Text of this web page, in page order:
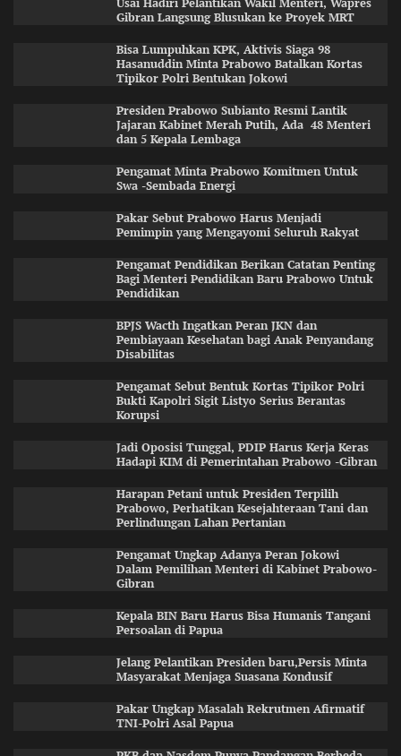
Usai Hadiri Pelantikan Wakil Menteri, Wapres
Gibran Langsung Blusukan ke Proyek MRT
Bisa Lumpuhkan KPK, Aktivis Siaga 98
Hasanuddin Minta Prabowo Batalkan Kortas
Tipikor Polri Bentukan Jokowi
Presiden Prabowo Subianto Resmi Lantik
Jajaran Kabinet Merah Putih, Ada 48 Menteri
dan 5 Kepala Lembaga
Pengamat Minta Prabowo Komitmen Untuk
Swa -Sembada Energi
Pakar Sebut Prabowo Harus Menjadi
Pemimpin yang Mengayomi Seluruh Rakyat
Pengamat Pendidikan Berikan Catatan Penting
Bagi Menteri Pendidikan Baru Prabowo Untuk
Pendidikan
BPJS Wacth Ingatkan Peran JKN dan
Pembiayaan Kesehatan bagi Anak Penyandang
Disabilitas
Pengamat Sebut Bentuk Kortas Tipikor Polri
Bukti Kapolri Sigit Listyo Serius Berantas
Korupsi
Jadi Oposisi Tunggal, PDIP Harus Kerja Keras
Hadapi KIM di Pemerintahan Prabowo -Gibran
Harapan Petani untuk Presiden Terpilih
Prabowo, Perhatikan Kesejahteraan Tani dan
Perlindungan Lahan Pertanian
Pengamat Ungkap Adanya Peran Jokowi
Dalam Pemilihan Menteri di Kabinet Prabowo-
Gibran
Kepala BIN Baru Harus Bisa Humanis Tangani
Persoalan di Papua
Jelang Pelantikan Presiden baru,Persis Minta
Masyarakat Menjaga Suasana Kondusif
Pakar Ungkap Masalah Rekrutmen Afirmatif
TNI-Polri Asal Papua